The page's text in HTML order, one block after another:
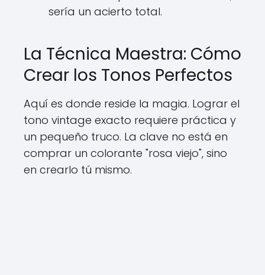
sería un acierto total.
La Técnica Maestra: Cómo
Crear los Tonos Perfectos
Aquí es donde reside la magia. Lograr el
tono vintage exacto requiere práctica y
un pequeño truco. La clave no está en
comprar un colorante "rosa viejo", sino
en crearlo tú mismo.